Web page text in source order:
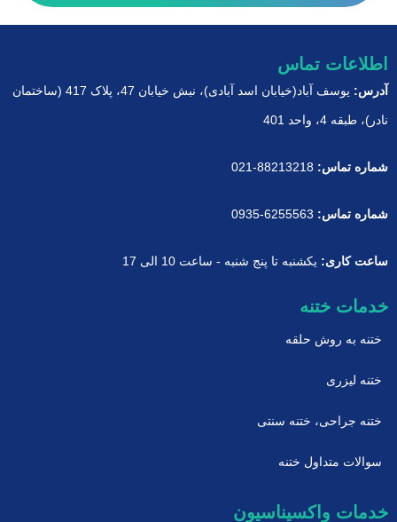
اطلاعات تماس
آدرس: یوسف آباد(خیابان اسد آبادی)، نبش خیابان 47، پلاک 417 (ساختمان
نادر)، طبقه 4، واحد 401
شماره تماس: 88213218-021
شماره تماس: 6255563-0935
ساعت کاری: یکشنبه تا پنج شنبه - ساعت 10 الی 17
خدمات ختنه
ختنه به روش حلقه
ختنه لیزری
ختنه جراحی، ختنه سنتی
سوالات متداول ختنه
خدمات واکسیناسیون